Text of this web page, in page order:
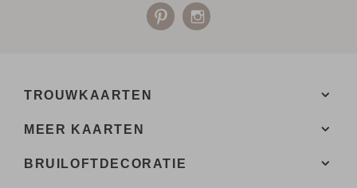
TROUWKAARTEN
MEER KAARTEN
BRUILOFTDECORATIE